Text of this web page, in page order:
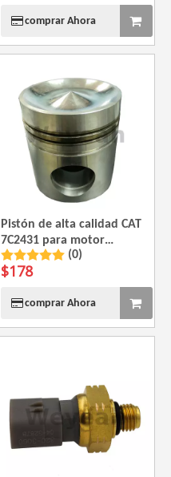
comprar Ahora
Pistón de alta calidad CAT
7C2431 para motor
Caterpillar 3508 3512 3516
(0)
$178
comprar Ahora